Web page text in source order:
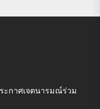
ะกาศเจตนารมณ์ร่วม